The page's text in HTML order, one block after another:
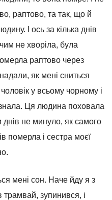
раптово, та так, що й
І ось за кілька днів
не хворіла, була
раптово через
як мені сниться
у всьому чорному і
Ця людина поховала
днів не минуло, як самого
померла і сестра моєї
мені сон. Наче йду я з
трамвай, зупинився, і